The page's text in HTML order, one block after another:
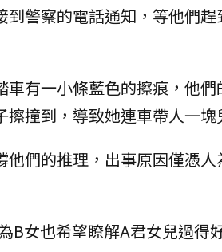
警察的電話通知，等他們
有一小條藍色的擦痕，他
撞到，導致她連車帶人一塊
們的推理，出事原因僅憑
B女也希望瞭解A君女兒過得